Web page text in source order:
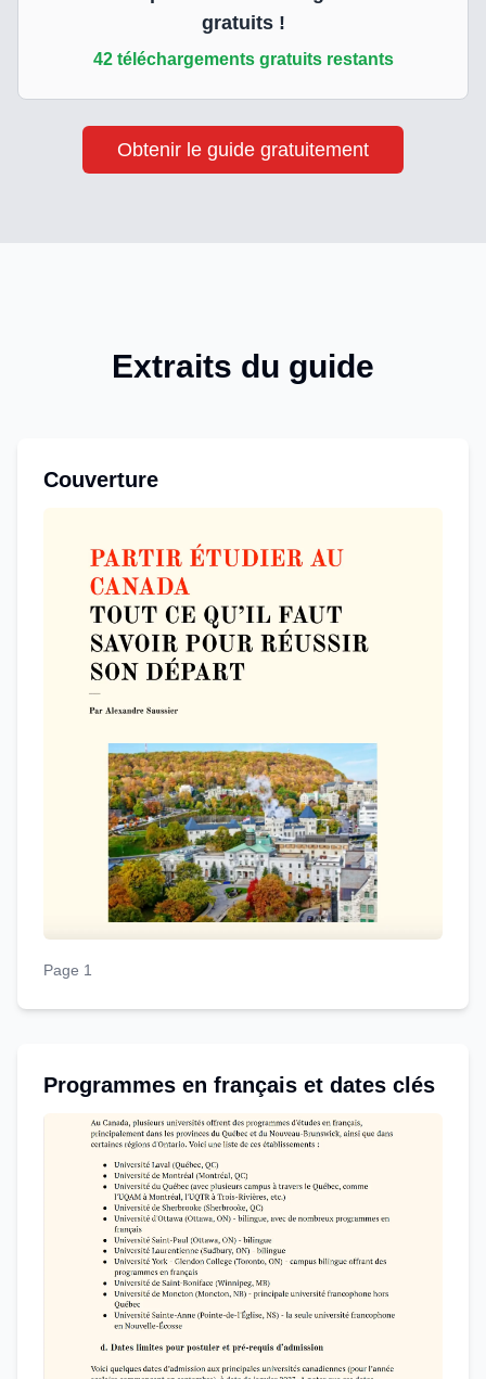
gratuits !
42 téléchargements gratuits restants
Obtenir le guide gratuitement
Extraits du guide
Couverture
Page 1
Programmes en français et dates clés